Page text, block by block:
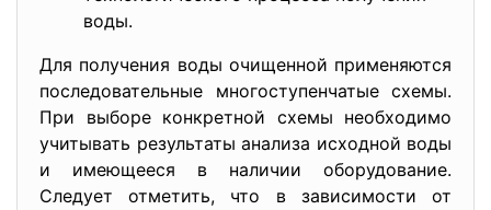
воды.
Для получения воды очищенной применяются
последовательные многоступенчатые схемы.
При выборе конкретной схемы необходимо
учитывать результаты анализа исходной воды
и имеющееся в наличии оборудование.
Следует отметить, что в зависимости от